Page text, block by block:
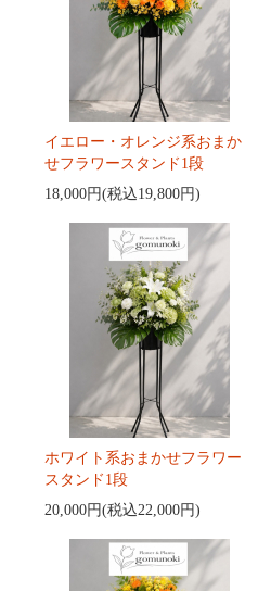
イエロー・オレンジ系おまか
せフラワースタンド1段
18,000円(税込19,800円)
ホワイト系おまかせフラワー
スタンド1段
20,000円(税込22,000円)